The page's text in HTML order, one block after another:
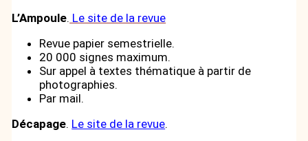
L’Ampoule. Le site de la revue
Revue papier semestrielle.
20 000 signes maximum.
Sur appel à textes thématique à partir de
photographies.
Par mail.
Décapage. Le site de la revue.